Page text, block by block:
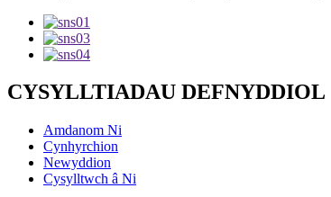
CYSYLLTIADAU DEFNYDDIOL
Amdanom Ni
Cynhyrchion
Newyddion
Cysylltwch â Ni